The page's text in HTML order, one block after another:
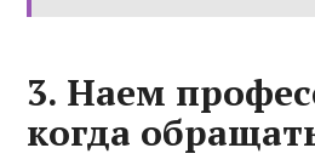
3. Наем
когда